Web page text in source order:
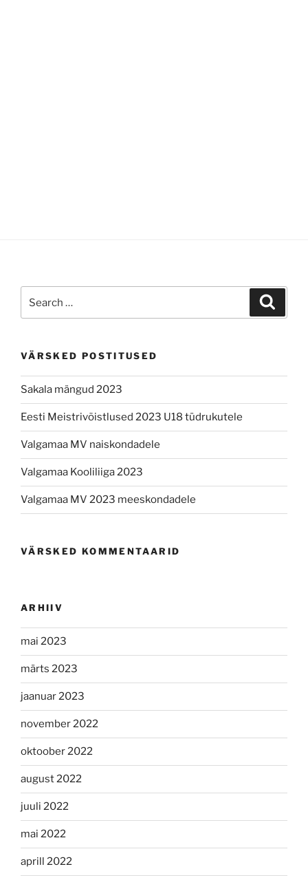
VÄRSKED POSTITUSED
Sakala mängud 2023
Eesti Meistrivõistlused 2023 U18 tüdrukutele
Valgamaa MV naiskondadele
Valgamaa Kooliliiga 2023
Valgamaa MV 2023 meeskondadele
VÄRSKED KOMMENTAARID
ARHIIV
mai 2023
märts 2023
jaanuar 2023
november 2022
oktoober 2022
august 2022
juuli 2022
mai 2022
aprill 2022